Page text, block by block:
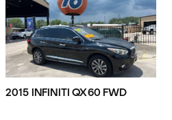
2015 INFINITI QX60 FWD